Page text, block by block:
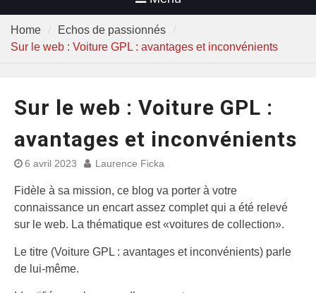
Home
Echos de passionnés
Sur le web : Voiture GPL : avantages et inconvénients
Sur le web : Voiture GPL :
avantages et inconvénients
6 avril 2023 Laurence Ficka
Fidèle à sa mission, ce blog va porter à votre
connaissance un encart assez complet qui a été relevé
sur le web. La thématique est «voitures de collection».
Le titre (Voiture GPL : avantages et inconvénients) parle
de lui-même.